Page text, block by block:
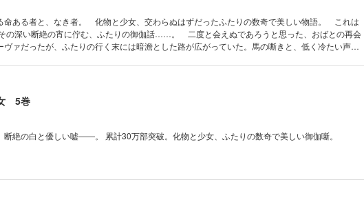
命ある者と、なき者。 化物と少女、交わらぬはずだったふたりの数奇で美しい物語。 これは
深い断絶の宵に佇む、ふたりの御伽話……。 二度と会えぬであろうと思った、おばとの再会
ヴァだったが、ふたりの行く末には暗澹とした路が広がっていた。馬の嘶きと、低く冷たい声が
5巻
断絶の白と優しい嘘――。 累計30万部突破。化物と少女、ふたりの数奇で美しい御伽噺。